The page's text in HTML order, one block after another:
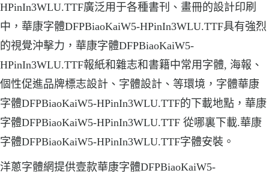
HPinIn3WLU.TTF廣泛用于各種書刊、畫冊的設計印刷
中，華康字體DFPBiaoKaiW5-HPinIn3WLU.TTF具有強烈
的視覺沖擊力，華康字體DFPBiaoKaiW5-
HPinIn3WLU.TTF報紙和雜志和書籍中常用字體, 海報、
個性促進品牌標志設計、字體設計、等環境，字體華康
字體DFPBiaoKaiW5-HPinIn3WLU.TTF的下載地點，華康
字體DFPBiaoKaiW5-HPinIn3WLU.TTF 從哪裏下載.華康
字體DFPBiaoKaiW5-HPinIn3WLU.TTF字體安裝。
洋蔥字體網提供壹款華康字體DFPBiaoKaiW5-